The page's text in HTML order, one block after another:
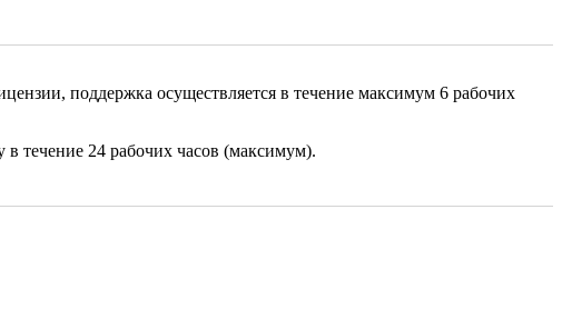
поддержка осуществляется в течение максимум 6 рабочих
течение 24 рабочих часов (максимум).